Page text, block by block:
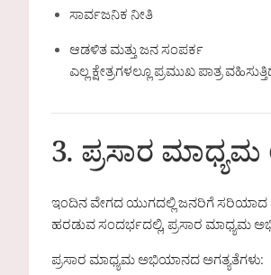
ಸಾರ್ವಜನಿಕ ನೀತಿ
ಆಡಳಿತ ಮತ್ತು ಜನ ಸಂಪರ್ಕ
ಎಲ್ಲ ಕ್ಷೇತ್ರಗಳಲ್ಲೂ ಪ್ರಮುಖ ಪಾತ್ರ
3. ಪ್ರಸಾರ
ಇಂದಿನ ವೇಗದ ಯುಗದಲ್ಲಿ ಜನರಿಗೆ ಸರಿಯಾದ
ಹರಡುವ ಸಂದರ್ಭದಲ್ಲಿ, ಪ್ರಸಾರ ಮಾಧ್ಯಮ
ಪ್ರಸಾರ ಮಾಧ್ಯಮ ಅಭಿಯಾನದ ಅಗತ್ಯತೆಗಳು: